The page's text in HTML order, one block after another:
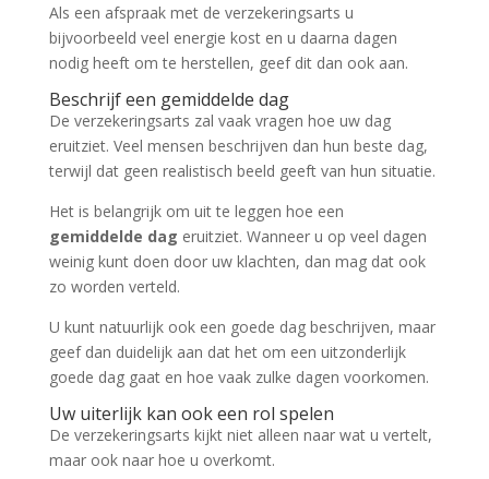
Als een afspraak met de verzekeringsarts u
bijvoorbeeld veel energie kost en u daarna dagen
nodig heeft om te herstellen, geef dit dan ook aan.
Beschrijf een gemiddelde dag
De verzekeringsarts zal vaak vragen hoe uw dag
eruitziet. Veel mensen beschrijven dan hun beste dag,
terwijl dat geen realistisch beeld geeft van hun situatie.
Het is belangrijk om uit te leggen hoe een
gemiddelde dag eruitziet. Wanneer u op veel dagen
weinig kunt doen door uw klachten, dan mag dat ook
zo worden verteld.
U kunt natuurlijk ook een goede dag beschrijven, maar
geef dan duidelijk aan dat het om een uitzonderlijk
goede dag gaat en hoe vaak zulke dagen voorkomen.
Uw uiterlijk kan ook een rol spelen
De verzekeringsarts kijkt niet alleen naar wat u vertelt,
maar ook naar hoe u overkomt.